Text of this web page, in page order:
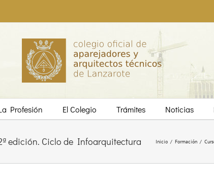
Profesión El Colegio Trámites Noticias
edición. Ciclo de Infoarquitectura Inicio / Formación /